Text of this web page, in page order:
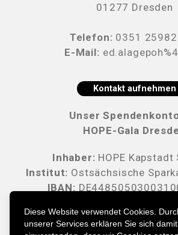
01277 Dresden
Telefon: 0351
E-Mail:
Kontakt aufnehmen
Unser
HOPE-Gala
Inhaber: HOPE
Institut: Ostsächsische
IBAN:
Diese Website verwendet Cookies.
unserer Services erklären Sie sich damit